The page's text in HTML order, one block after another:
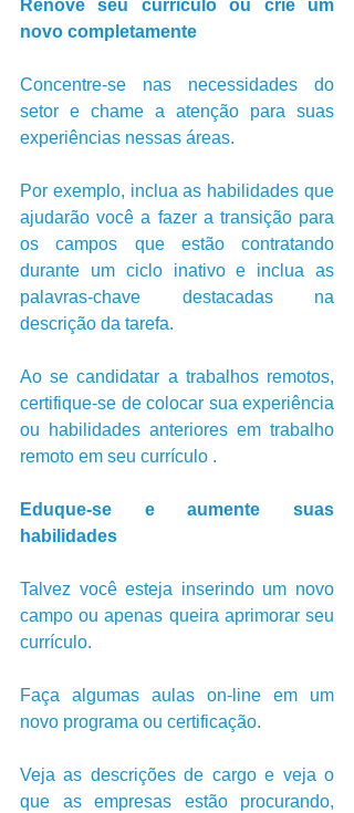
Renove seu currículo ou crie um
novo completamente
Concentre-se nas necessidades do
setor e chame a atenção para suas
experiências nessas áreas.
Por exemplo, inclua as habilidades que
ajudarão você a fazer a transição para
os campos que estão contratando
durante um ciclo inativo e inclua as
palavras-chave destacadas na
descrição da tarefa.
Ao se candidatar a trabalhos remotos,
certifique-se de colocar sua experiência
ou habilidades anteriores em trabalho
remoto em seu currículo .
Eduque-se e aumente suas
habilidades
Talvez você esteja inserindo um novo
campo ou apenas queira aprimorar seu
currículo.
Faça algumas aulas on-line em um
novo programa ou certificação.
Veja as descrições de cargo e veja o
que as empresas estão procurando,